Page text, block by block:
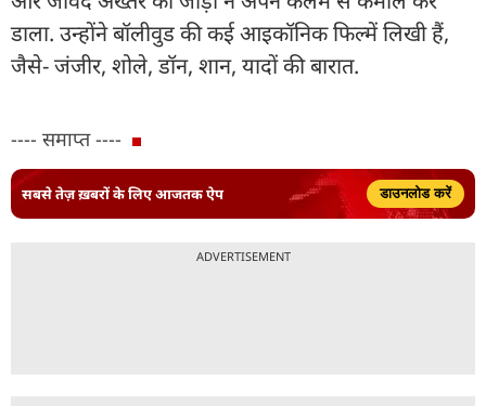
डाला. उन्होंने बॉलीवुड की कई आइकॉनिक फिल्में लिखी हैं,
जैसे- जंजीर, शोले, डॉन, शान, यादों की बारात.
---- समाप्त ----
सबसे तेज़ ख़बरों के लिए आजतक ऐप डाउनलोड करें
ADVERTISEMENT